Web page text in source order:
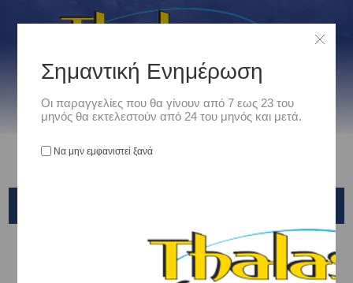
Αξεσουάρ Ματάκια
Σημαντική Ενημέρωση
Οι παραγγελίες που θα γίνουν από 7 εως 23 του
μηνός θα εκτελεστούν από 24 του μηνός και μετά.
Να μην εμφανιστεί ξανά